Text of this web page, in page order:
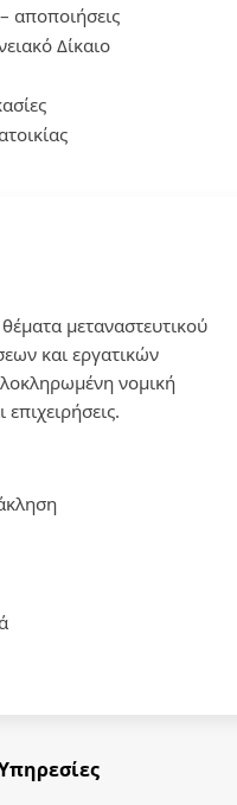
αποποιήσεις
Δίκαιο
μεταναστευτικού
και εργατικών
νομική